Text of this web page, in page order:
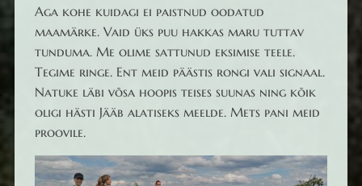
Aga kohe kuidagi ei paistnud oodatud
maamärke. Vaid üks puu hakkas maru tuttav
tunduma. Me olime sattunud eksimise teele.
Tegime ringe. Ent meid päästis rongi vali signaal.
Natuke läbi võsa hoopis teises suunas ning kõik
oligi hästi Jääb alatiseks meelde. Mets pani meid
proovile.